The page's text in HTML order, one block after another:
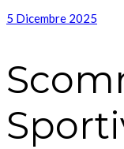
5 Dicembre 2025